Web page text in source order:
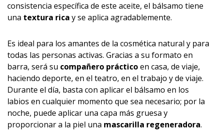
consistencia específica de este aceite, el bálsamo tiene
una textura rica y se aplica agradablemente.
Es ideal para los amantes de la cosmética natural y para
todas las personas activas. Gracias a su formato en
barra, será su compañero prácticoen casa, de viaje,
haciendo deporte, en el teatro, en el trabajo y de viaje.
Durante el día, basta con aplicar el bálsamo en los
labios en cualquier momento que sea necesario; por la
noche, puede aplicar una capa más gruesa y
proporcionar a la piel una mascarilla regeneradora.